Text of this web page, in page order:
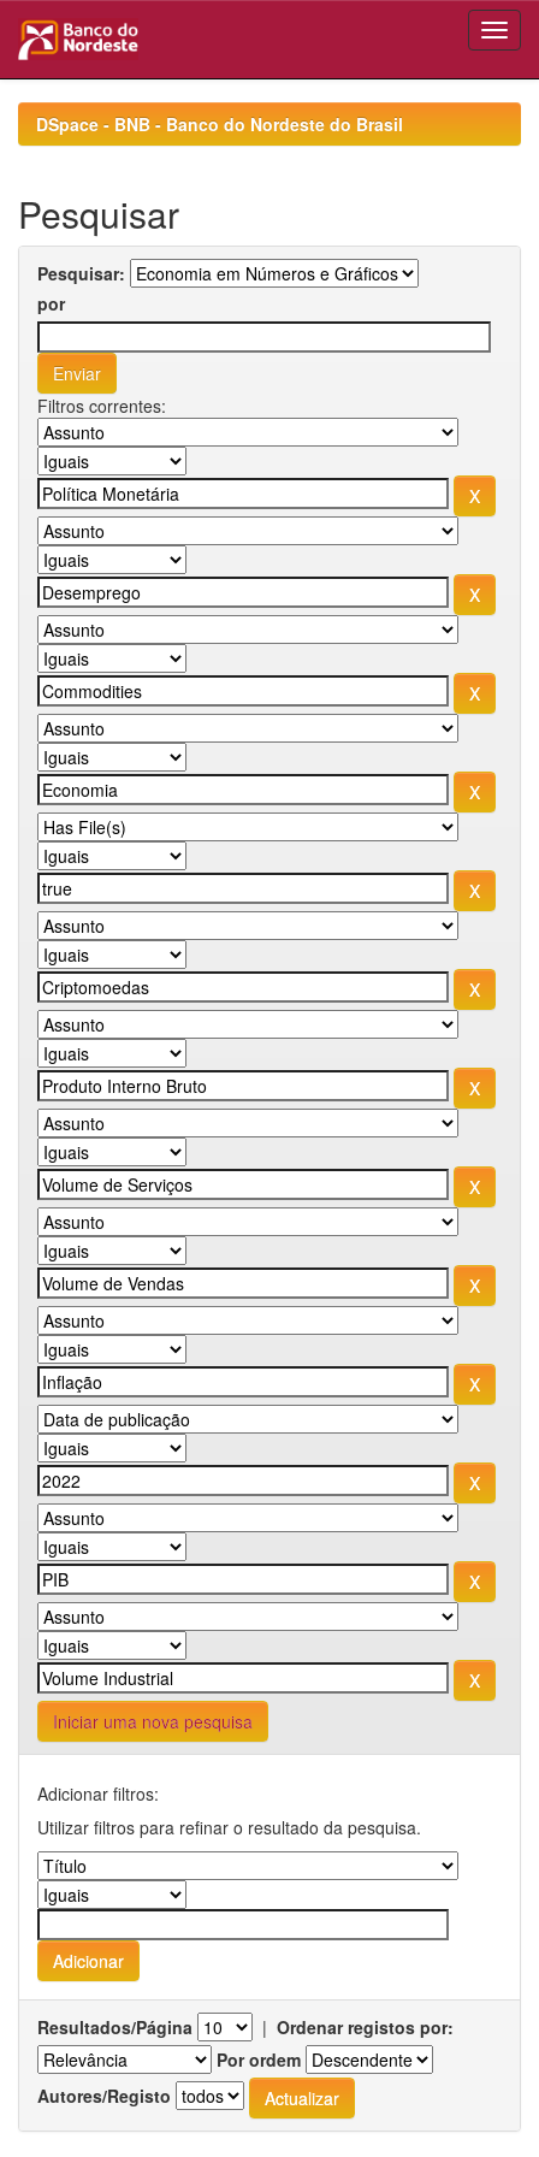
navigationDSpace - BNB - Banco do Nordeste do Brasil
Pesquisar
Pesquisar:
por
Filtros correntes:
Iniciar uma nova pesquisa
Adicionar filtros:
Utilizar filtros para refinar o resultado da pesquisa.
Resultados/Página | Ordenar registos por:
Por ordem
Autores/Registo